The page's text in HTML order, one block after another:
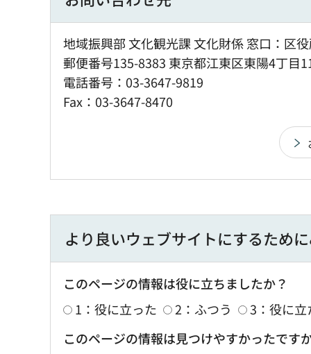
地域振興部 文化観光課 文化財係 窓口：区
郵便番号135-8383 東京都江東区東陽4丁目
電話番号：03-3647-9819
Fax：03-3647-8470
より良いウェブサイトにするため
このページの情報は役に立ちましたか？
1：役に立った
2：ふつう
3：役に
このページの情報は見つけやすかったです